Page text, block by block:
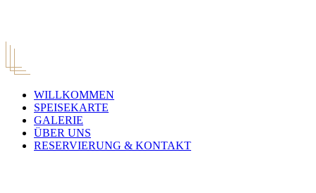
WILLKOMMEN
SPEISEKARTE
GALERIE
ÜBER UNS
RESERVIERUNG & KONTAKT